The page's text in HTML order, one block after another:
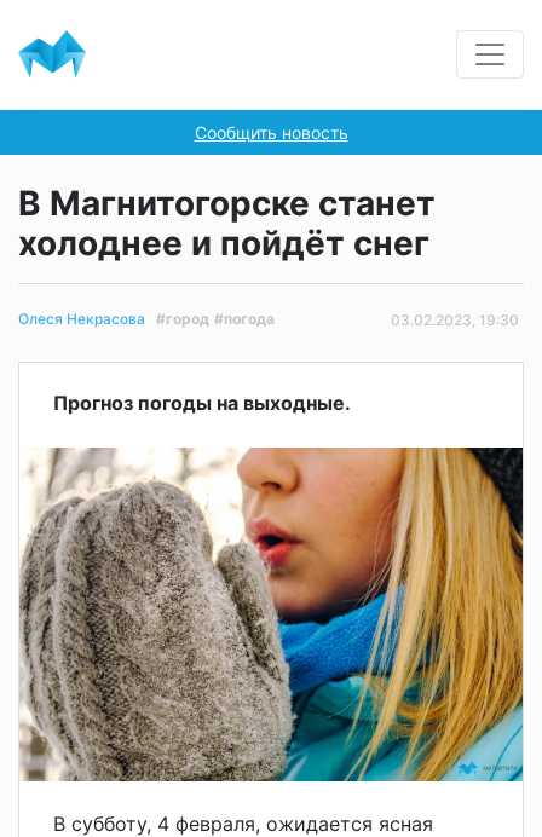
Сообщить новость
В Магнитогорске станет
холоднее и пойдёт снег
Олеся Некрасова #город #погода 03.02.2023, 19:30
Прогноз погоды на выходные.
В субботу, 4 февраля, ожидается ясная